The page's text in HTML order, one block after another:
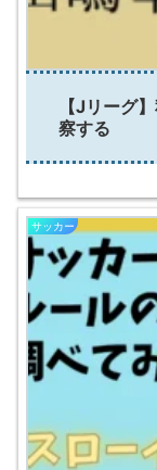
【Jリーグ
察する
サッカー